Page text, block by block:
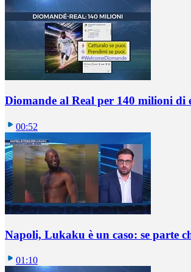
Diomande al Real per 140 milioni di
00:52
Napoli, Lukaku è un caso: se parte
01:10